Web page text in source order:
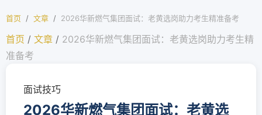
首页 / 文章 / 2026华新燃气集团面试：老黄选岗助力考生精准备考
首页 / 文章 / 2026华新燃气集团面试：老黄选岗助力考生精
准备考
面试技巧
2026华新燃气集团面试：老黄选